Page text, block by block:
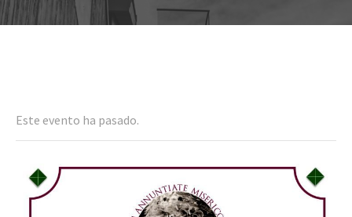
Este evento ha pasado.